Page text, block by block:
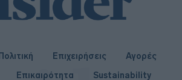
Πολιτική Επιχειρήσεις
Αγορές
Επικαιρότητα Sustainability